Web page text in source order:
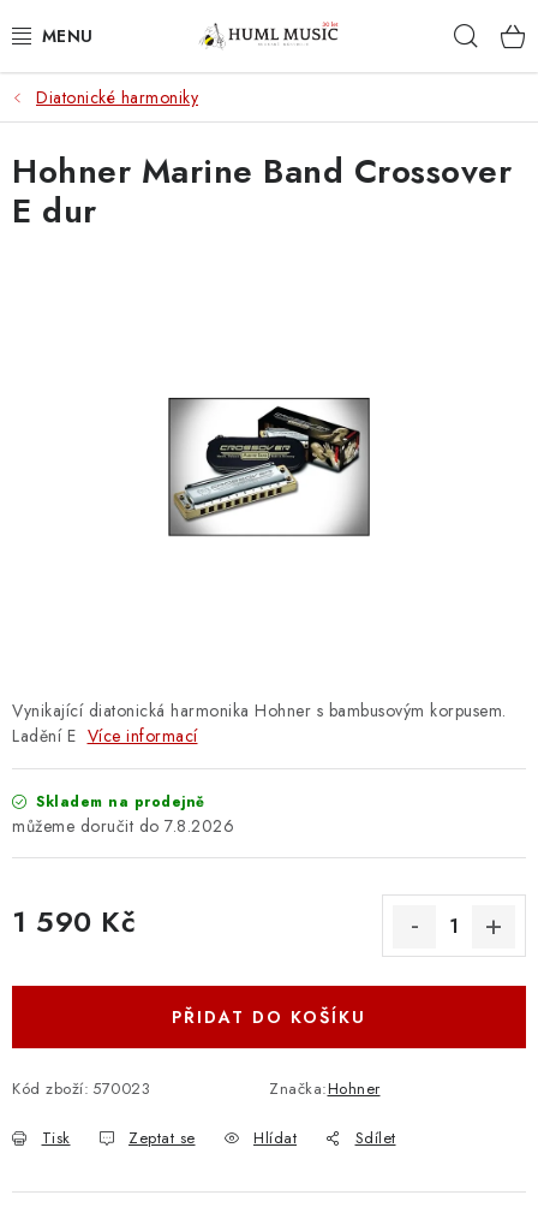
na
KYTARY
UKULELE
DECHY
KYTAROVÉ PŘÍSLUŠENSTVÍ
OSTATNÍ STRUNNÉ NÁSTROJE
O E-SHOPU
OBCHODNÍ PODMÍNKY
ODSTOUPENÍ OD SMLOUVY
ZÁSADY ZPRACOVÁNÍ OSOBNÍCH ÚDAJŮ
KONTAKTY O E-SHOPU
BLOG
OBCHODNÍ PODMÍNKY
ODSTOUPENÍ OD SMLOUVY
Diatonické harmoniky
Vynikající diatonická harmonika Hohner s bambusovým korpusem.
Ladění E Více informací
Skladem na prodejně
7.8.2026
1 590 Kč
PŘIDAT DO KOŠÍKU
Kód zboží: 570023 Značka:Hohner
Tisk Zeptat se Hlídat Sdílet
Hohner Marine Band Crossover
E dur